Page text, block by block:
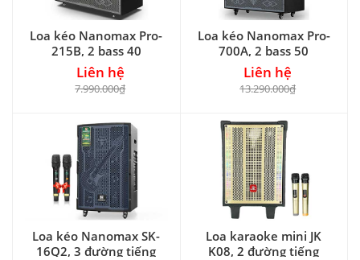
Loa kéo Nanomax Pro-
215B, 2 bass 40
Liên hệ
7.990.000₫
Loa kéo Nanomax Pro-
700A, 2 bass 50
Liên hệ
13.290.000₫
Loa kéo Nanomax SK-
16Q2, 3 đường tiếng
Loa karaoke mini JK
K08, 2 đường tiếng